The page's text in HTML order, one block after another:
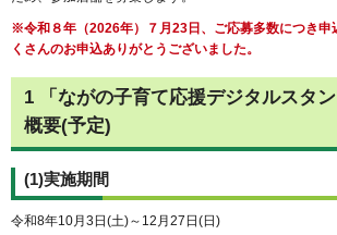
※令和８年（2026年）７月23日、ご応募多数につき申
くさんのお申込ありがとうございました。
1 「ながの子育て応援デジタルスタ
概要(予定)
(1)実施期間
令和8年10月3日(土)～12月27日(日)